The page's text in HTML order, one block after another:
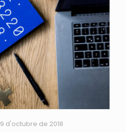
9 d'octubre de 2018